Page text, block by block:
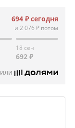
694 ₽ сегодня
и 2 076 ₽ потом
18 сен
692 ₽
или